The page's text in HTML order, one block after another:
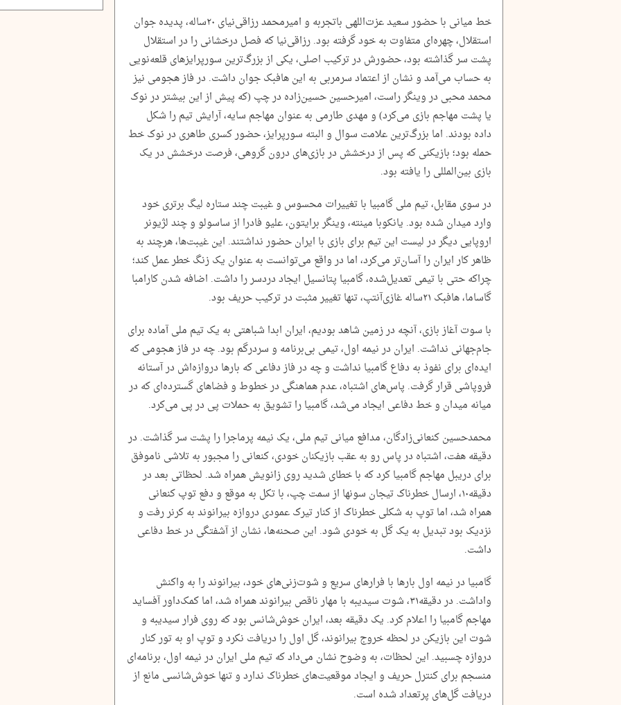
خط میانی با حضور سعید عزت‌اللهی باتجربه و امیرمحمد رزاقی‌نیای ۲۰‌ساله، پدیده جوان
استقلال، چهره‌ای متفاوت به خود گرفته بود. رزاقی‌نیا که فصل درخشانی را در استقلال
پشت سر گذاشته بود، حضورش در ترکیب اصلی، یکی از بزرگ‌ترین سورپرایزهای قلعه‌نویی
به حساب می‌آمد و نشان از اعتماد سرمربی به این هافبک جوان داشت. در فاز هجومی نیز
محمد محبی در وینگر راست، امیرحسین حسین‌زاده در چپ (که پیش از این بیشتر در نوک
یا پشت مهاجم بازی می‌کرد) و مهدی طارمی به عنوان مهاجم سایه، آرایش تیم را شکل
داده بودند. اما بزرگ‌ترین علامت سوال و البته سورپرایز، حضور کسری طاهری در نوک خط
حمله بود؛ بازیکنی که پس از درخشش در بازی‌های درون گروهی، فرصت درخشش در یک
بازی بین‌المللی را یافته بود.
در سوی مقابل، تیم ملی گامبیا با تغییرات محسوس و غیبت چند ستاره لیگ برتری خود
وارد میدان شده بود. یانکوبا مینته، وینگر برایتون، علیو فادرا از ساسولو و چند لژیونر
اروپایی دیگر در لیست این تیم برای بازی با ایران حضور نداشتند. این غیبت‌ها، هرچند به
ظاهر کار ایران را آسان‌تر می‌کرد، اما در واقع می‌توانست به عنوان یک زنگ خطر عمل کند؛
چراکه حتی با تیمی تعدیل‌شده، گامبیا پتانسیل ایجاد دردسر را داشت. اضافه شدن کارامبا
گاساما، هافبک ۲۱‌ساله غازی‌آنتپ، تنها تغییر مثبت در ترکیب حریف بود.
با سوت آغاز بازی، آنچه در زمین شاهد بودیم، ایران ابدا شباهتی به یک تیم ملی آماده برای
جام‌جهانی نداشت. ایران در نیمه اول، تیمی بی‌برنامه و سردرگم بود. چه در فاز هجومی که
ایده‌ای برای نفوذ به دفاع گامبیا نداشت و چه در فاز دفاعی که بارها دروازه‌اش در آستانه
فروپاشی قرار گرفت. پاس‌های اشتباه، عدم هماهنگی در خطوط و فضاهای گسترده‌ای که در
میانه میدان و خط دفاعی ایجاد می‌شد، گامبیا را تشویق به حملات پی در پی می‌کرد.
محمدحسین کنعانی‌زادگان، مدافع میانی تیم ملی، یک نیمه پرماجرا را پشت سر گذاشت. در
دقیقه‌ هفت، اشتباه در پاس رو به عقب بازیکنان خودی، کنعانی را مجبور به تلاشی ناموفق
برای دریبل مهاجم گامبیا کرد که با خطای شدید روی زانویش همراه شد. لحظاتی بعد در
دقیقه‌۱۰، ارسال خطرناک تیجان سونها از سمت چپ، با تکل به موقع و دفع توپ کنعانی
همراه شد، اما توپ به شکلی خطرناک از کنار تیرک عمودی دروازه بیرانوند به کرنر رفت و
نزدیک بود تبدیل به یک گل به خودی شود. این صحنه‌ها، نشان از آشفتگی در خط دفاعی
داشت.
گامبیا در نیمه اول بارها با فرارهای سریع و شوت‌زنی‌های خود، بیرانوند را به واکنش
واداشت. در دقیقه‌۳۱، شوت سیدیبه با مهار ناقص بیرانوند همراه شد، اما کمک‌داور آفساید
مهاجم گامبیا را اعلام کرد. یک دقیقه بعد، ایران خوش‌شانس بود که روی فرار سیدیبه و
شوت این بازیکن در لحظه خروج بیرانوند، گل اول را دریافت نکرد و توپ او به تور کنار
دروازه چسبید. این لحظات، به وضوح نشان می‌داد که تیم ملی ایران در نیمه اول، برنامه‌ای
منسجم برای کنترل حریف و ایجاد موقعیت‌های خطرناک ندارد و تنها خوش‌شانسی مانع از
دریافت گل‌های پرتعداد شده است.